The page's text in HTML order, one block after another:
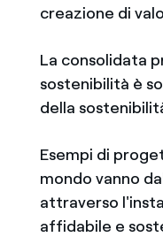
creazione di
La consolidata
sostenibilità è
della
Esempi di
mondo vanno
attraverso
affidabile e